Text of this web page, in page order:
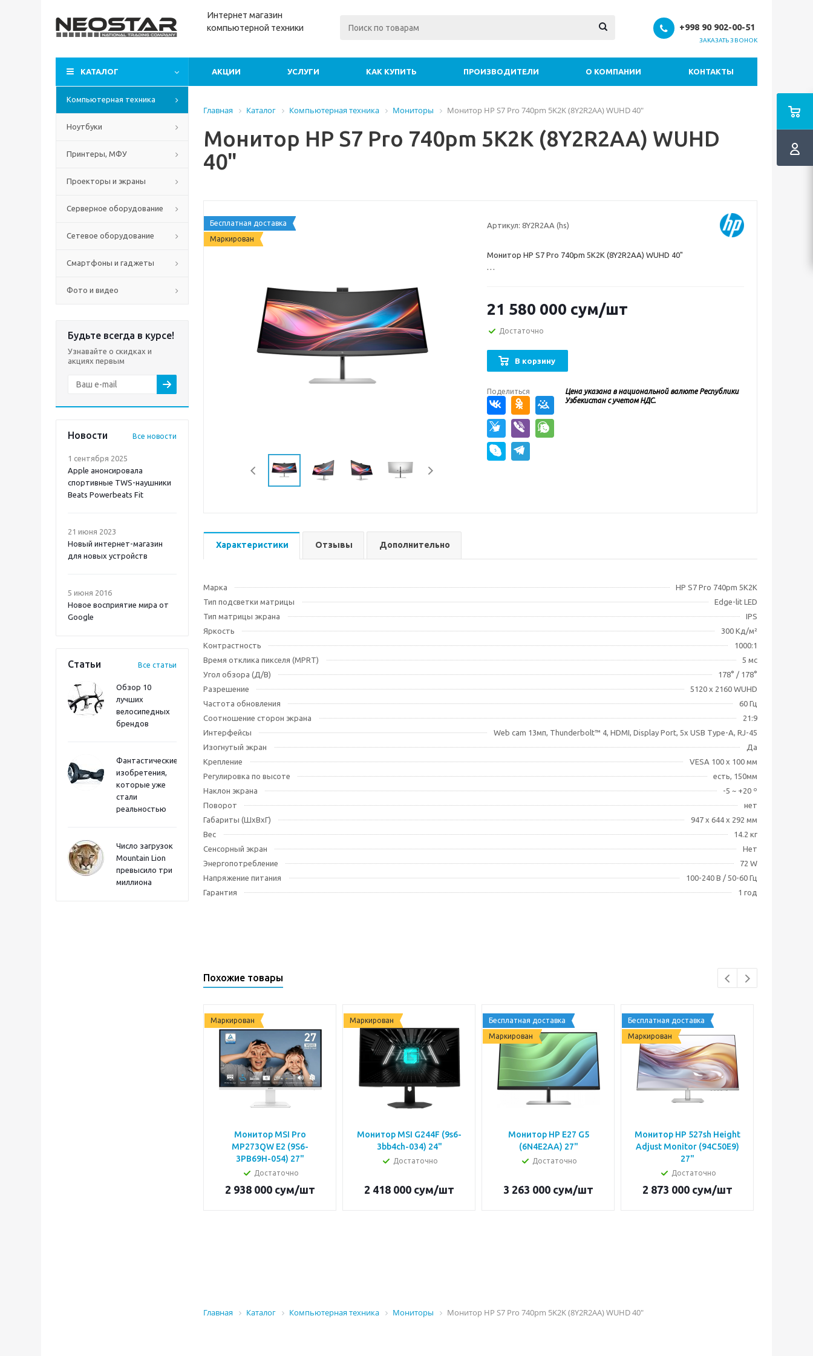
Интернет магазин
компьютерной техники
+998 90 902-00-51
ЗАКАЗАТЬ ЗВОНОК
КАТАЛОГ АКЦИИ УСЛУГИ КАК КУПИТЬ ПРОИЗВОДИТЕЛИ О КОМПАНИИ КОНТАКТЫ
Компьютерная техника
Ноутбуки
Принтеры, МФУ
Проекторы и экраны
Серверное оборудование
Сетевое оборудование
Смартфоны и гаджеты
Фото и видео
Будьте всегда в курсе!
Узнавайте о скидках и
акциях первым
Новости Все новости
1 сентября 2025
Apple анонсировала
спортивные TWS-наушники
Beats Powerbeats Fit
21 июня 2023
Новый интернет-магазин
для новых устройств
5 июня 2016
Новое восприятие мира от
Google
Статьи Все статьи
Обзор 10
лучших
велосипедных
брендов
Фантастические
изобретения,
которые уже
стали
реальностью
Число загрузок
Mountain Lion
превысило три
миллиона
Главная Каталог Компьютерная техника Мониторы Монитор HP S7 Pro 740pm 5K2K (8Y2R2AA) WUHD 40"
Монитор HP S7 Pro 740pm 5K2K (8Y2R2AA) WUHD
40"
Бесплатная доставка
Маркирован
Артикул: 8Y2R2AA (hs)
Монитор HP S7 Pro 740pm 5K2K (8Y2R2AA) WUHD 40"
21 580 000 сум/шт
Достаточно
В корзину
Поделиться
Цена указана в национальной валюте Республики
Узбекистан с учетом НДС.
Характеристики Отзывы Дополнительно
Марка
HP S7 Pro 740pm 5K2K
Тип подсветки матрицы
Edge-lit LED
Тип матрицы экрана
IPS
Яркость
300 Кд/м²
Контрастность
1000:1
Время отклика пикселя (MPRT)
5 мс
Угол обзора (Д/В)
178° / 178°
Разрешение
5120 x 2160 WUHD
Частота обновления
60 Гц
Соотношение сторон экрана
21:9
Интерфейсы
Web cam 13мп, Thunderbolt™ 4, HDMI, Display Port, 5x USB Type-A, RJ-45
Изогнутый экран
Да
Крепление
VESA 100 x 100 мм
Регулировка по высоте
есть, 150мм
Наклон экрана
-5 ~ +20 º
Поворот
нет
Габариты (ШхВхГ)
947 x 644 x 292 мм
Вес
14.2 кг
Сенсорный экран
Нет
Энергопотребление
72 W
Напряжение питания
100-240 В / 50-60 Гц
Гарантия
1 год
Похожие товары
Маркирован
Монитор MSI Pro
MP273QW E2 (9S6-
3PB69H-054) 27"
Достаточно
2 938 000 сум/шт
Маркирован
Монитор MSI G244F (9s6-
3bb4ch-034) 24"
Достаточно
2 418 000 сум/шт
Бесплатная доставка
Маркирован
Монитор HP E27 G5
(6N4E2AA) 27"
Достаточно
3 263 000 сум/шт
Бесплатная доставка
Маркирован
Монитор HP 527sh Height
Adjust Monitor (94C50E9)
27"
Достаточно
2 873 000 сум/шт
Главная Каталог Компьютерная техника Мониторы Монитор HP S7 Pro 740pm 5K2K (8Y2R2AA) WUHD 40"